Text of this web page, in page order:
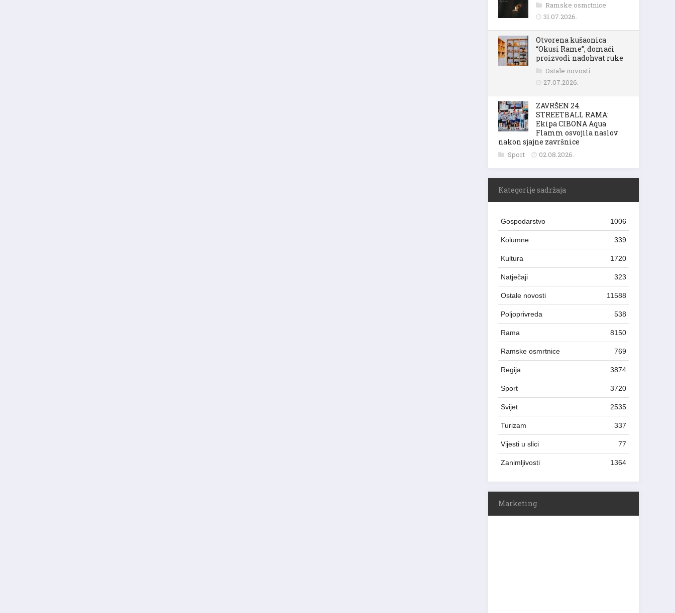
Ramske osmrtnice
31.07.2026.
Otvorena kušaonica
“Okusi Rame”, domaći
proizvodi nadohvat ruke
Ostale novosti
27.07.2026.
ZAVRŠEN 24.
STREETBALL RAMA:
Ekipa CIBONA Aqua
Flamm osvojila naslov
nakon sjajne završnice
Sport 02.08.2026.
Kategorije sadržaja
Gospodarstvo 1006
Kolumne 339
Kultura 1720
Natječaji 323
Ostale novosti 11588
Poljoprivreda 538
Rama 8150
Ramske osmrtnice 769
Regija 3874
Sport 3720
Svijet 2535
Turizam 337
Vijesti u slici 77
Zanimljivosti 1364
Marketing